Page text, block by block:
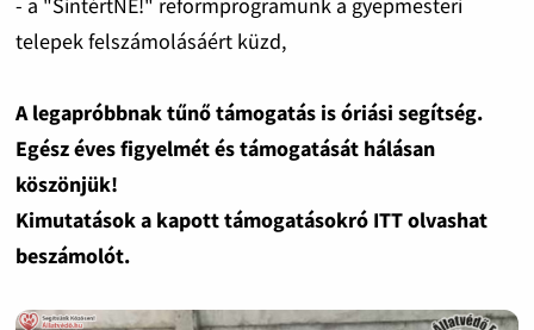
telepek felszámolásáért küzd,
A legapróbbnak tűnő támogatás is óriási segítség.
Egész éves figyelmét és támogatását hálásan
köszönjük!
Kimutatások a kapott támogatásokró ITT olvashat
beszámolót.